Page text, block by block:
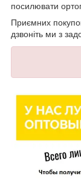
посилювати
Приємних
дзвоніть ми з